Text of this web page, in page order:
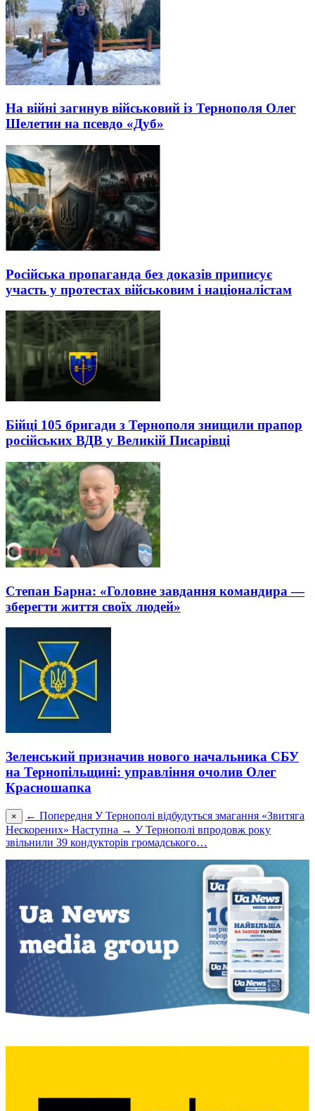
На війні загинув військовий із Тернополя Олег
Шелетин на псевдо «Дуб»
Російська пропаганда без доказів приписує
участь у протестах військовим і націоналістам
Бійці 105 бригади з Тернополя знищили прапор
російських ВДВ у Великій Писарівці
Степан Барна: «Головне завдання командира —
зберегти життя своїх людей»
Зеленський призначив нового начальника СБУ
на Тернопільщині: управління очолив Олег
Красношапка
× ← Попередня У Тернополі відбудуться змагання «Звитяга
Нескорених» Наступна → У Тернополі впродовж року
звільнили 39 кондукторів громадського…